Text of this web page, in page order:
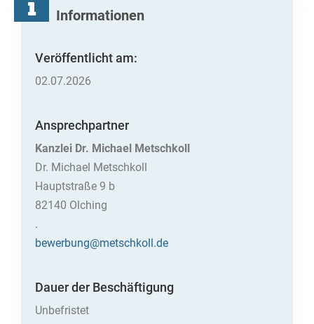
Informationen
Veröffentlicht am:
02.07.2026
Ansprechpartner
Kanzlei Dr. Michael Metschkoll
Dr. Michael Metschkoll
Hauptstraße 9 b
82140 Olching
.
bewerbung@metschkoll.de
Dauer der Beschäftigung
Unbefristet